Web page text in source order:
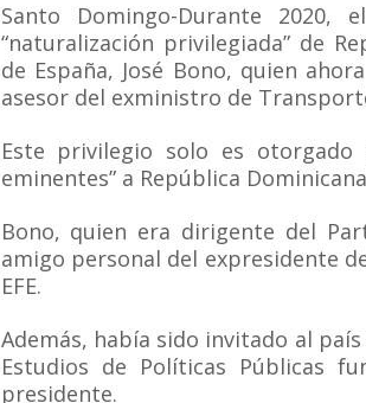
Santo Domingo-Durante
“naturalización privilegiada” de
de España, José Bono, quien
asesor del exministro de
Este privilegio solo es otorgado
eminentes” a República
Bono, quien era dirigente del
amigo personal del expresidente
EFE.
Además, había sido invitado al
Estudios de Políticas Públicas
presidente.